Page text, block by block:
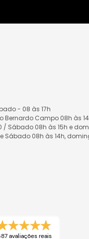
- 08 às 17h
Bernardo Campo 08h às
/ Sábado 08h às 15h e
Sábado 08h às 14h,
avaliações reais